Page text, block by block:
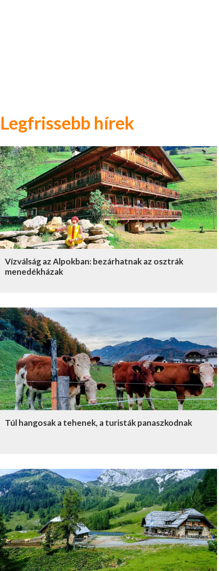
Legfrissebb hírek
Vízválság az Alpokban: bezárhatnak az osztrák
menedékházak
Túl hangosak a tehenek, a turisták panaszkodnak